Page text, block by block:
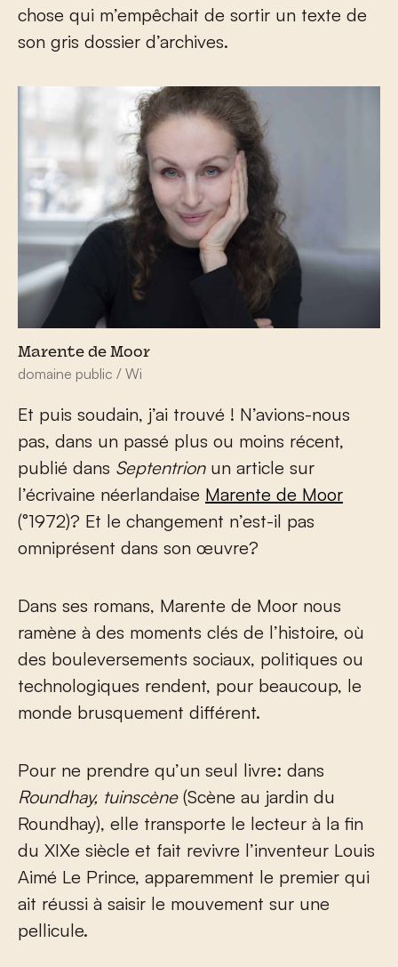
chose qui m’empêchait de sortir un texte de
son gris dossier d’archives.
Marente de Moor
domaine public / Wi
Et puis soudain, j’ai trouvé ! N’avions-nous
pas, dans un passé plus ou moins récent,
publié dans Septentrionun article sur
l’écrivaine néerlandaise Marente de Moor
(°1972)? Et le changement n’est-il pas
omniprésent dans son œuvre?
Dans ses romans, Marente de Moor nous
ramène à des moments clés de l’histoire, où
des bouleversements sociaux, politiques ou
technologiques rendent, pour beaucoup, le
monde brusquement différent.
Pour ne prendre qu’un seul livre: dans
Roundhay, tuinscène(Scène au jardin du
Roundhay), elle transporte le lecteur à la fin
du XIXe siècle et fait revivre l’inventeur Louis
Aimé Le Prince, apparemment le premier qui
ait réussi à saisir le mouvement sur une
pellicule.